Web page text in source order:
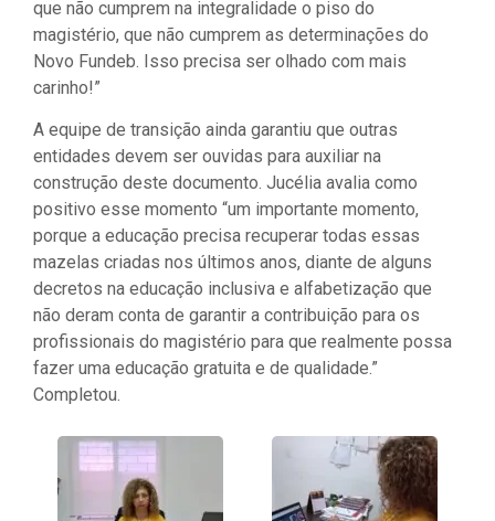
que não cumprem na integralidade o piso do
magistério, que não cumprem as determinações do
Novo Fundeb. Isso precisa ser olhado com mais
carinho!”
A equipe de transição ainda garantiu que outras
entidades devem ser ouvidas para auxiliar na
construção deste documento. Jucélia avalia como
positivo esse momento “um importante momento,
porque a educação precisa recuperar todas essas
mazelas criadas nos últimos anos, diante de alguns
decretos na educação inclusiva e alfabetização que
não deram conta de garantir a contribuição para os
profissionais do magistério para que realmente possa
fazer uma educação gratuita e de qualidade.”
Completou.